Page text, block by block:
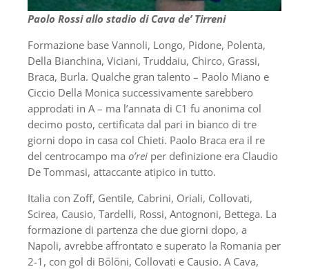
Paolo Rossi allo stadio di Cava de’ Tirreni
Formazione base Vannoli, Longo, Pidone, Polenta,
Della Bianchina, Viciani, Truddaiu, Chirco, Grassi,
Braca, Burla. Qualche gran talento – Paolo Miano e
Ciccio Della Monica successivamente sarebbero
approdati in A – ma l’annata di C1 fu anonima col
decimo posto, certificata dal pari in bianco di tre
giorni dopo in casa col Chieti. Paolo Braca era il re
del centrocampo ma o’rei per definizione era Claudio
De Tommasi, attaccante atipico in tutto.
Italia con Zoff, Gentile, Cabrini, Oriali, Collovati,
Scirea, Causio, Tardelli, Rossi, Antognoni, Bettega. La
formazione di partenza che due giorni dopo, a
Napoli, avrebbe affrontato e superato la Romania per
2-1, con gol di Bölöni, Collovati e Causio. A Cava,